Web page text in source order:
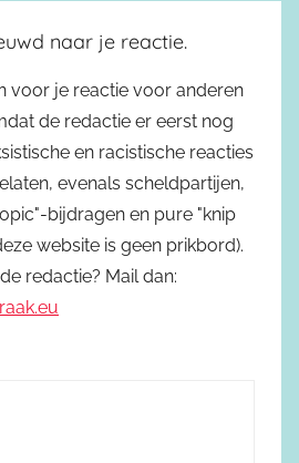
naar je reactie.
voor je reactie voor anderen
de redactie er eerst nog
en racistische reacties
evenals scheldpartijen,
bijdragen en pure "knip
website is geen prikbord).
redactie? Mail dan: